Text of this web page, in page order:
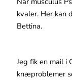
kvaler. Her kan
Bettina.
Jeg fik en mail i
knæproblemer